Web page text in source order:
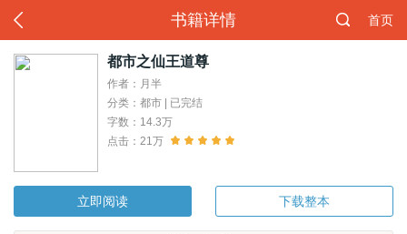
书籍详情 首页
都市之仙王道尊
作者：月半
分类：都市 | 已完结
字数：14.3万
点击：21万
立即阅读 下载整本